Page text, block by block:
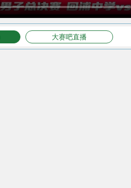
大赛吧直播